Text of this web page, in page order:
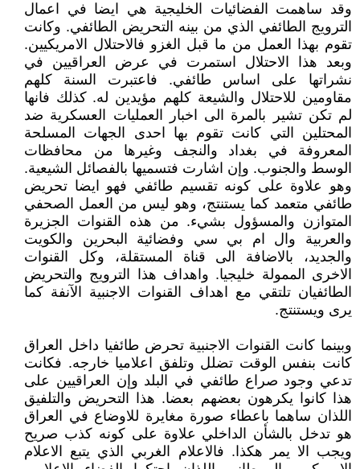
وقد ساهمت الفضائيات الخليجية هي ايضا في اعمال
الترويج الطائفي الذي من بينه التحريض الطائفي. وكانت
تقوم بهذا العمل من ما قبل الغزو فالاحتلال الامريكيين.
وبعد هذا الاحتلال استمرت في عرض العراقيين في
نشراتها على اساس طائفي. فاعتبرت السنة كلهم
مقاومين للاحتلال والشيعة كلهم مؤيدين له. كذلك فانها
لم تكن تشير بالمرة الى اخبار العمليات العسكرية ضد
المحتلين التي كانت تقوم بها احدى الجهات المسلحة
المعروفة في بغداد والنجف وغيرها من محافظات
الوسط والجنوب. وإن اشارت فتسميها بالفصائل الشيعية.
وهو علاوة على كونه تقسيم طائفي فهو ايضا تحريض
طائفي متعمد كما يستنتج، وهو ليس من العمل الصحفي
المتوازن والمسؤول بشيء. من هذه القنوات الجزيرة
والعربية وال ام بي سي وفضائية البحرين والكويت
والجديد، بالاضافة الى قناة المستقلة، وكل القنوات
الاخرى الممولة خليجيا. واهداف هذا الترويج والتحريض
الطائفيان تلتقي مع اهداف القنوات الاجنبية الآنفة كما
يرى ويستنتج.
وبينما كانت القنوات الاجنبية تحرض طائفيا داخل العراق
كانت بنفس الوقت تضلل وتلفق اعلاميا خارجه. فكانت
تدعي وجود صراع طائفي في البلد وإن العراقيين على
هذا كانوا يكرهون بعضهم بعضا. هذا التحريض والتلفيق
اللذان ساهما باعطاء صورة مغايرة للاوضاع في العراق
هو تدخل بالشأن الداخلي علاوة على كونه كذب صريح
ويجب الا يمر هكذا. فالاعلام الغربي الذي يتبع الاعلام